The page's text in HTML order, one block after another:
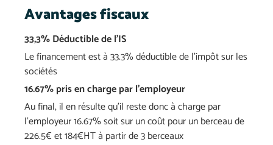
Avantages fiscaux
33,3%Déductibledel’IS
Le financement est à 33.3% déductible de l’impôt sur les
sociétés
16.67% prisencharge parl’employeur
Au final, il en résulte qu’il reste donc à charge par
l’employeur 16.67% soit sur un coût pour un berceau de
226.5€ et 184€HT à partir de 3 berceaux